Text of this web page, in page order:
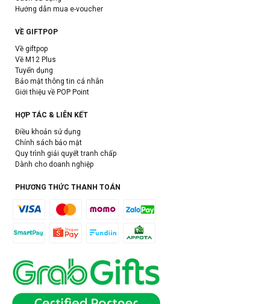
Hướng dẫn mua e-voucher
VỀ GIFTPOP
Về giftpop
Về M12 Plus
Tuyển dụng
Bảo mật thông tin cá nhân
Giới thiệu về POP Point
HỢP TÁC & LIÊN KẾT
Điều khoản sử dụng
Chính sách bảo mật
Quy trình giải quyết tranh chấp
Dành cho doanh nghiệp
PHƯƠNG THỨC THANH TOÁN